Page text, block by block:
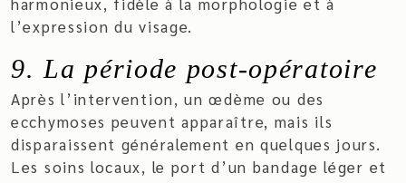
l’expression du visage.
9. La période post-opératoire
Après l’intervention, un œdème ou des
ecchymoses peuvent apparaître, mais ils
disparaissent généralement en quelques jours.
Les soins locaux, le port d’un bandage léger et